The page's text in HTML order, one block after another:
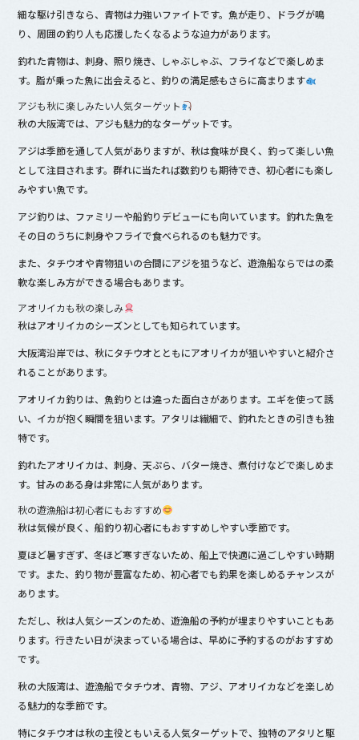
細な駆け引きなら、青物は力強いファイトです。魚が走り、ドラグが鳴
り、周囲の釣り人も応援したくなるような迫力があります。
釣れた青物は、刺身、照り焼き、しゃぶしゃぶ、フライなどで楽しめま
す。脂が乗った魚に出会えると、釣りの満足感もさらに高まります
アジも秋に楽しみたい人気ターゲット
秋の大阪湾では、アジも魅力的なターゲットです。
アジは季節を通して人気がありますが、秋は食味が良く、釣って楽しい魚
として注目されます。群れに当たれば数釣りも期待でき、初心者にも楽し
みやすい魚です。
アジ釣りは、ファミリーや船釣りデビューにも向いています。釣れた魚を
その日のうちに刺身やフライで食べられるのも魅力です。
また、タチウオや青物狙いの合間にアジを狙うなど、遊漁船ならではの柔
軟な楽しみ方ができる場合もあります。
アオリイカも秋の楽しみ
秋はアオリイカのシーズンとしても知られています。
大阪湾沿岸では、秋にタチウオとともにアオリイカが狙いやすいと紹介さ
れることがあります。
アオリイカ釣りは、魚釣りとは違った面白さがあります。エギを使って誘
い、イカが抱く瞬間を狙います。アタリは繊細で、釣れたときの引きも独
特です。
釣れたアオリイカは、刺身、天ぷら、バター焼き、煮付けなどで楽しめま
す。甘みのある身は非常に人気があります。
秋の遊漁船は初心者にもおすすめ
秋は気候が良く、船釣り初心者にもおすすめしやすい季節です。
夏ほど暑すぎず、冬ほど寒すぎないため、船上で快適に過ごしやすい時期
です。また、釣り物が豊富なため、初心者でも釣果を楽しめるチャンスが
あります。
ただし、秋は人気シーズンのため、遊漁船の予約が埋まりやすいこともあ
ります。行きたい日が決まっている場合は、早めに予約するのがおすすめ
です。
秋の大阪湾は、遊漁船でタチウオ、青物、アジ、アオリイカなどを楽しめ
る魅力的な季節です。
特にタチウオは秋の主役ともいえる人気ターゲットで、独特のアタリと駆